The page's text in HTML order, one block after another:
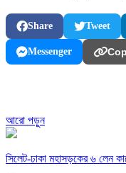
Share Tweet
Messenger
আরো পড়ুন
সিলেট-ঢাকা মহাসড়কের ৬ লেন